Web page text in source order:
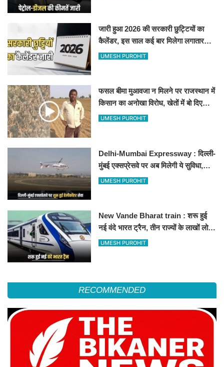
जारी हुआ 2026 की सरकारी छुट्टियों का
कैलेंडर, इस साल कई बार मिलेगा लगातार
अवकाश, देखें
UMESH PUROHIT
फसल बीमा मुआवजा न मिलने पर राजस्थान में
किसान का अनोखा विरोध, खेतों में बो दिए
500-500 रुपए के नोट, वीडियो वायरल
UMESH PUROHIT
Delhi-Mumbai Expressway : दिल्ली-
मुंबई एक्सप्रेसवे पर अब मिलेगी ये सुविधा,
हेलीकॉप्टर सर्विस से तुरंत घायल पहुंचेगा
UMESH PUROHIT
New Vande Bharat train : शरू हुई
नई वंदे भारत ट्रैन, तीन राज्यों के लाखों लोगों
का सफर होगा आसान, देखें पूरा रूटमैप
UMESH PUROHIT
RECOMMENDED